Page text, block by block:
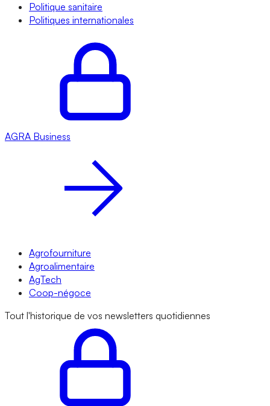
Politique sanitaire
Politiques internationales
AGRA Business
Agrofourniture
Agroalimentaire
AgTech
Coop-négoce
Tout l'historique de vos newsletters quotidiennes